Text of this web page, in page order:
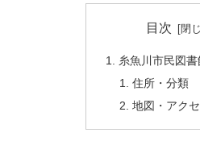
目次
糸魚川市民図
住所・分類
地図・アク